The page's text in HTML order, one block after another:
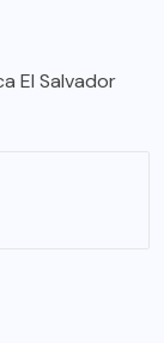
El Salvador